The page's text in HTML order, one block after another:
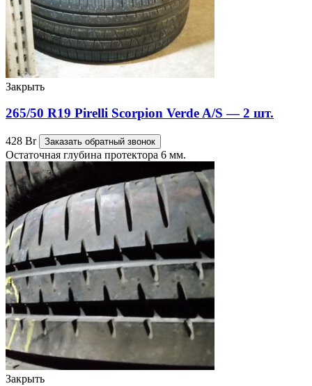
Закрыть
265/50 R19 Pirelli Scorpion Verde A/S — 2 шт.
428 Br Заказать обратный звонок
Остаточная глубина протектора 6 мм.
Закрыть